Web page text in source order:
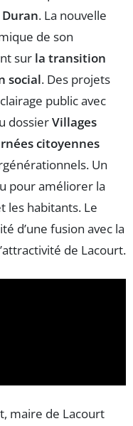
Duran. La nouvelle
de son
sur la transition
social. Des projets
public avec
dossierVillages
citoyennes
Un
pour améliorer la
les habitants. Le
d’une fusion avec la
de Lacourt.
maire de Lacourt